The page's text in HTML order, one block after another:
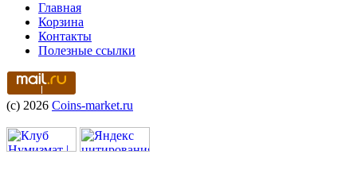
Главная
Корзина
Контакты
Полезные ссылки
(c) 2026 Coins-market.ru